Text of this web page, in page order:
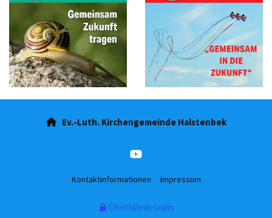
Ev.-Luth. Kirchengemeinde Halstenbek
Kontaktinformationen Impressum
ChurchDesk-Login